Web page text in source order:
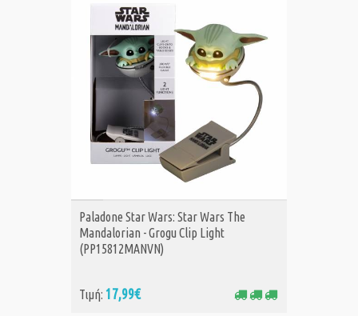
ΑΓΟΡΑ
Paladone Star Wars: Star Wars The
Mandalorian - Grogu Clip Light
(PP15812MANVN)
Τιμή: 17,99€